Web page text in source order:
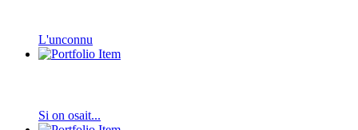
L'unconnu
Si on osait...